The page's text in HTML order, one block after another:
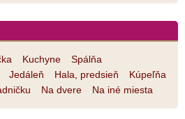
Kuchyne
Spálňa
Jedáleň Hala, predsieň
Kúpeľňa
Na dvere Na iné miesta